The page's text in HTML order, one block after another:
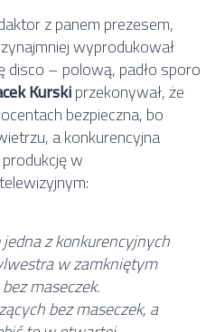
z panem prezesem,
wyprodukował
disco – polową, padło sporo
Kurskiprzekonywał, że
bezpieczna, bo
a konkurencyjna
w
z konkurencyjnych
w zamkniętym
maseczek.
bez maseczek, a